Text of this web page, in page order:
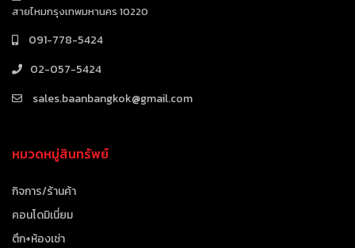
สายไหมกรุงเทพมหานคร 10220
091-778-5424
02-057-5424
sales.baanbangkok@gmail.com
หมวดหมู่สินทรัพย์
กิจการ/ร้านค้า
คอนโดมิเนี่ยม
ตึก+ห้องเช่า